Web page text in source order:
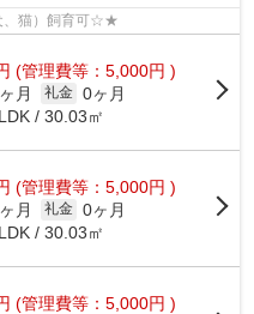
、猫）飼育可☆★
(管理費等：5,000円 )
月 礼金 0ヶ月
/ 30.03㎡
(管理費等：5,000円 )
月 礼金 0ヶ月
/ 30.03㎡
(管理費等：5,000円 )